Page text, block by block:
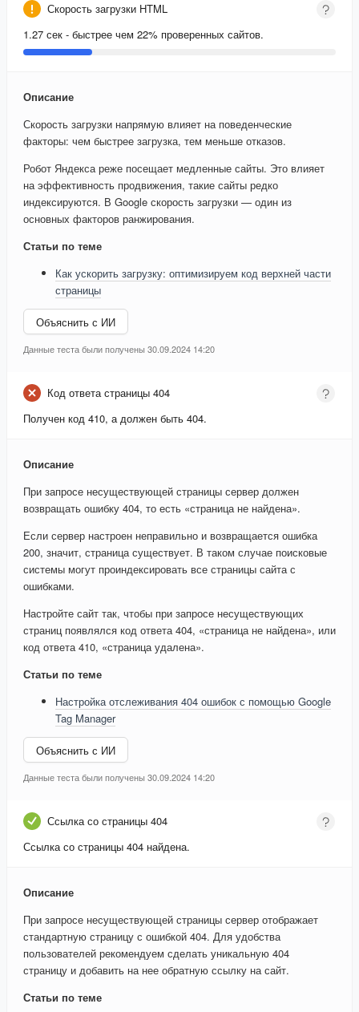
Скорость загрузки HTML
1.27 сек - быстрее чем 22% проверенных сайтов.
Описание
Скорость загрузки напрямую влияет на поведенческие
факторы: чем быстрее загрузка, тем меньше отказов.
Робот Яндекса реже посещает медленные сайты. Это влияет
на эффективность продвижения, такие сайты редко
индексируются. В Google скорость загрузки — один из
основных факторов ранжирования.
Статьи по теме
Как ускорить загрузку: оптимизируем код верхней части
страницы
Объяснить с ИИ
Данные теста были получены 30.09.2024 14:20
Код ответа страницы 404
Получен код 410, а должен быть 404.
Описание
При запросе несуществующей страницы сервер должен
возвращать ошибку 404, то есть «страница не найдена».
Если сервер настроен неправильно и возвращается ошибка
200, значит, страница существует. В таком случае поисковые
системы могут проиндексировать все страницы сайта с
ошибками.
Настройте сайт так, чтобы при запросе несуществующих
страниц появлялся код ответа 404, «страница не найдена», или
код ответа 410, «страница удалена».
Статьи по теме
Настройка отслеживания 404 ошибок с помощью Google
Tag Manager
Объяснить с ИИ
Данные теста были получены 30.09.2024 14:20
Ссылка со страницы 404
Ссылка со страницы 404 найдена.
Описание
При запросе несуществующей страницы сервер отображает
стандартную страницу с ошибкой 404. Для удобства
пользователей рекомендуем сделать уникальную 404
страницу и добавить на нее обратную ссылку на сайт.
Статьи по теме